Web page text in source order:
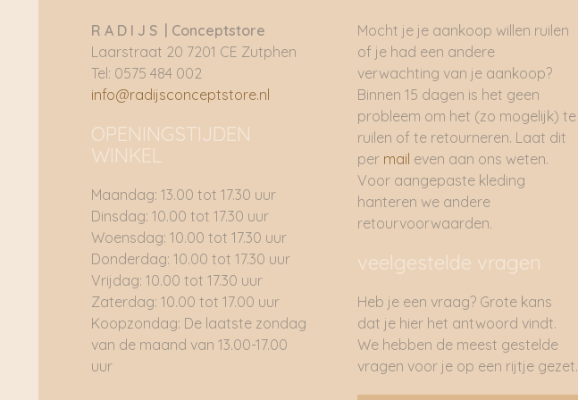
R A D I J S | Conceptstore
Laarstraat 20 7201 CE Zutphen
Tel: 0575 484 002
info@radijsconceptstore.nl
OPENINGSTIJDEN
WINKEL
Maandag: 13.00 tot 17.30 uur
Dinsdag: 10.00 tot 17.30 uur
Woensdag: 10.00 tot 17.30 uur
Donderdag: 10.00 tot 17.30 uur
Vrijdag: 10.00 tot 17.30 uur
Zaterdag: 10.00 tot 17.00 uur
Koopzondag: De laatste zondag
van de maand van 13.00-17.00
uur
Mocht je je aankoop willen ruilen
of je had een andere
verwachting van je aankoop?
Binnen 15 dagen is het geen
probleem om het (zo mogelijk) te
ruilen of te retourneren. Laat dit
permail even aan ons weten.
Voor aangepaste kleding
hanteren we andere
retourvoorwaarden.
veelgestelde vragen
Heb je een vraag? Grote kans
dat je hier het antwoord vindt.
We hebben de meest gestelde
vragen voor je op een rijtje gezet.